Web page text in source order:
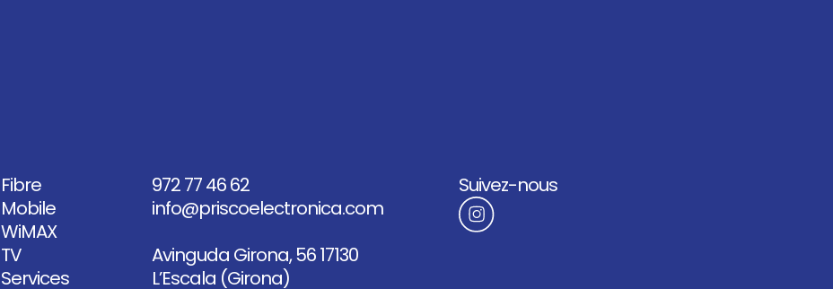
Fibre
Mobile
WiMAX
TV
Services
972 77 46 62
info@priscoelectronica.com
Avinguda Girona, 56 17130
L’Escala (Girona)
Suivez-nous